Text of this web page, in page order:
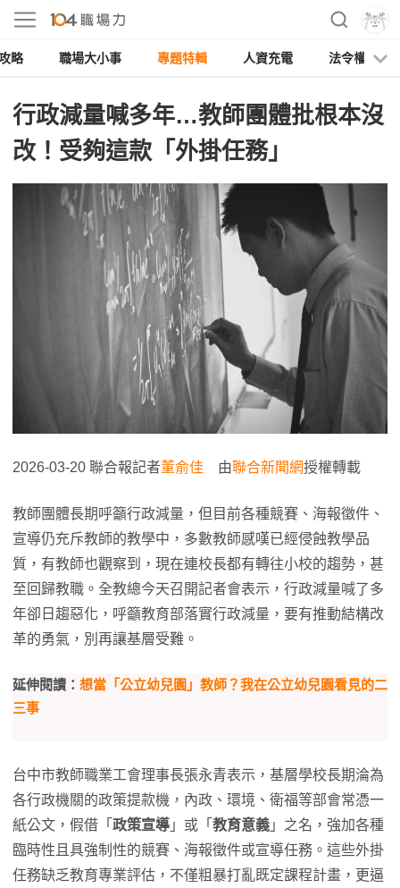
略 職場大小事 專題特輯 人資充電 法令權益
行政減量喊多年…教師團體批根本沒
改！受夠這款「外掛任務」
2026-03-20 聯合報記者董俞佳 由聯合新聞網授權轉載
教師團體長期呼籲行政減量，但目前各種競賽、海報徵件、
宣導仍充斥教師的教學中，多數教師感嘆已經侵蝕教學品
質，有教師也觀察到，現在連校長都有轉往小校的趨勢，甚
至回歸教職。全教總今天召開記者會表示，行政減量喊了多
年卻日趨惡化，呼籲教育部落實行政減量，要有推動結構改
革的勇氣，別再讓基層受難。
延伸閱讀： 想當「公立幼兒園」教師？我在公立幼兒園看見的二
三事
台中市教師職業工會理事長張永青表示，基層學校長期淪為
各行政機關的政策提款機，內政、環境、衛福等部會常憑一
紙公文，假借「 政策宣導 」或「 教育意義 」之名，強加各種
臨時性且具強制性的競賽、海報徵件或宣導任務。這些外掛
任務缺乏教育專業評估，不僅粗暴打亂既定課程計畫，更逼